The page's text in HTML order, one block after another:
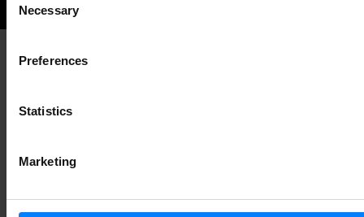
Selection
Necessary
Preferences
Statistics
Marketing